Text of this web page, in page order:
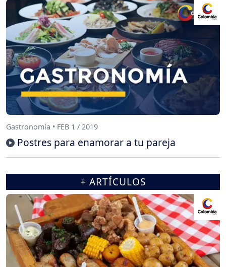
Gastronomía • FEB 1 / 2019
Postres para enamorar a tu pareja
+ ARTÍCULOS